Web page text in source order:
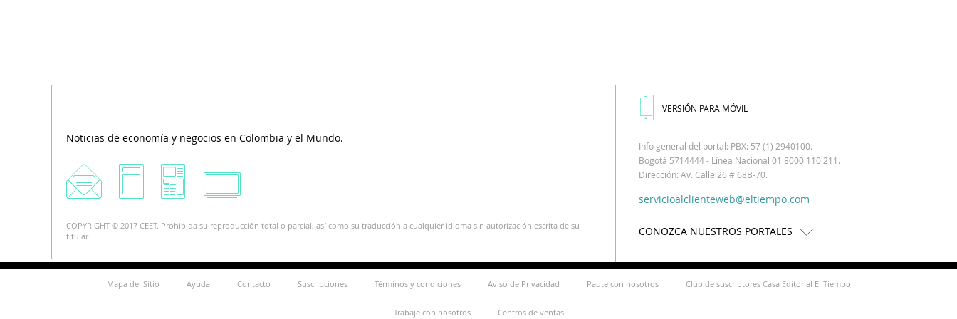
Noticias de economía y negocios en Colombia y el Mundo.
COPYRIGHT © 2017 CEET. Prohibida su reproducción total o parcial, así como su traducción a cualquier idioma sin autorización escrita de su
titular.
VERSIÓN PARA MÓVIL
Info general del portal: PBX: 57 (1) 2940100.
Bogotá 5714444 - Línea Nacional 01 8000 110 211.
Dirección: Av. Calle 26 # 68B-70.
servicioalclienteweb@eltiempo.com
CONOZCA NUESTROS PORTALES
Mapa del Sitio Ayuda Contacto Suscripciones Términos y condiciones Aviso de Privacidad Paute con nosotros Club de suscriptores Casa Editorial El Tiempo
Trabaje con nosotros Centros de ventas